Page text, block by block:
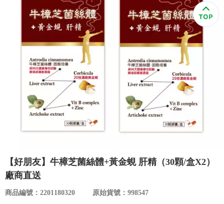
成人照護
食品／健康食補
名人嚴選
優惠活動
關於我們
購物金查詢
優惠券查詢
【好朋友】牛樟芝菌絲體+黃金蜆 肝精（30顆/盒X2）
廠商直送
商品編號：2201180320 原始貨號：998547